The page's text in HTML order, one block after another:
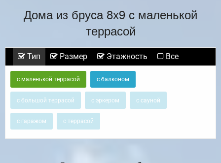
Дома из бруса 8х9 с маленькой
террасой
Тип Размер Этажность Все
с маленькой террасой с балконом
с большой террасой с эркером с сауной
с гаражом с террасой